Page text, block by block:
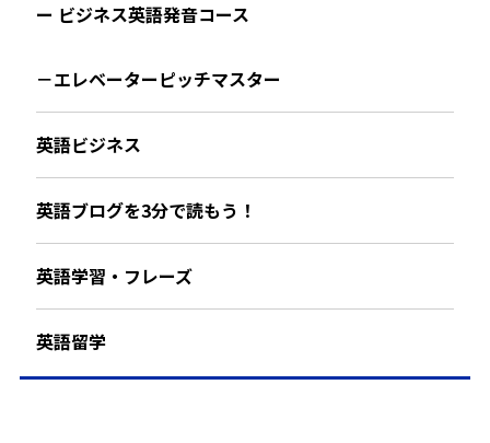
ー ビジネス英語発音コース
－エレベーターピッチマスター
英語ビジネス
英語ブログを3分で読もう！
英語学習・フレーズ
英語留学